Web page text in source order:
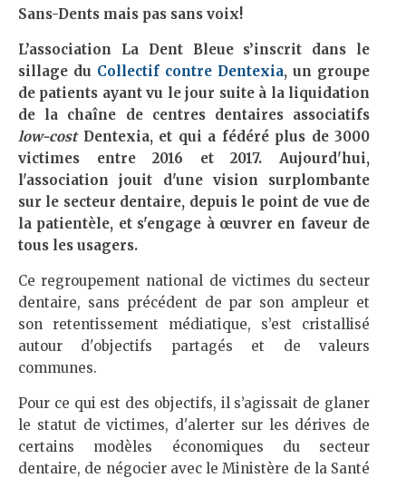
Sans-Dents mais pas sans voix!
L’association La Dent Bleue s’inscrit dans le
sillage du Collectif contre Dentexia, un groupe
de patients ayant vu le jour suite à la liquidation
de la chaîne de centres dentaires associatifs
low-costDentexia, et qui a fédéré plus de 3000
victimes entre 2016 et 2017. Aujourd'hui,
l'association jouit d'une vision surplombante
sur le secteur dentaire, depuis le point de vue de
la patientèle, et s'engage à œuvrer en faveur de
tous les usagers.
Ce regroupement national de victimes du secteur
dentaire, sans précédent de par son ampleur et
son retentissement médiatique, s’est cristallisé
autour d'objectifs partagés et de valeurs
communes.
Pour ce qui est des objectifs, il s’agissait de glaner
le statut de victimes, d'alerter sur les dérives de
certains modèles économiques du secteur
dentaire, de négocier avec le Ministère de la Santé